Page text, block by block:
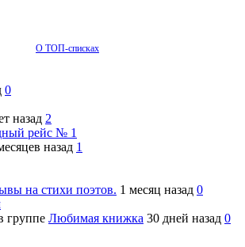
О ТОП-списках
0
назад 2
рейс № 1
назад 1
на стихи поэтов. 1 месяц назад 0
группе Любимая книжка 30 дней назад 0